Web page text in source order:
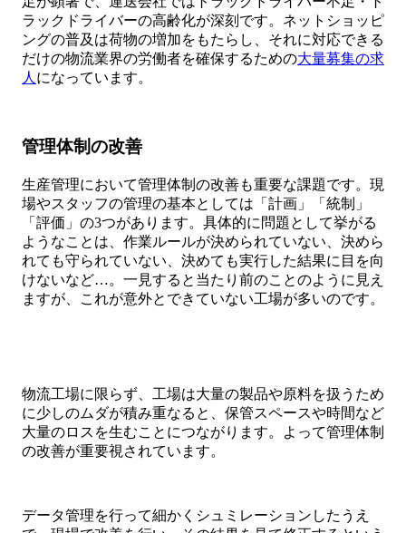
ラックドライバーの高齢化が深刻です。ネットショッピ
ングの普及は荷物の増加をもたらし、それに対応できる
だけの物流業界の労働者を確保するための大量募集の求
人 になっています。
管理体制の改善
生産管理において管理体制の改善も重要な課題です。現
場やスタッフの管理の基本としては「計画」「統制」
「評価」の3つがあります。具体的に問題として挙がる
ようなことは、作業ルールが決められていない、決めら
れても守られていない、決めても実行した結果に目を向
けないなど…。一見すると当たり前のことのように見え
ますが、これが意外とできていない工場が多いのです。
物流工場に限らず、工場は大量の製品や原料を扱うため
に少しのムダが積み重なると、保管スペースや時間など
大量のロスを生むことにつながります。よって管理体制
の改善が重要視されています。
データ管理を行って細かくシュミレーションしたうえ